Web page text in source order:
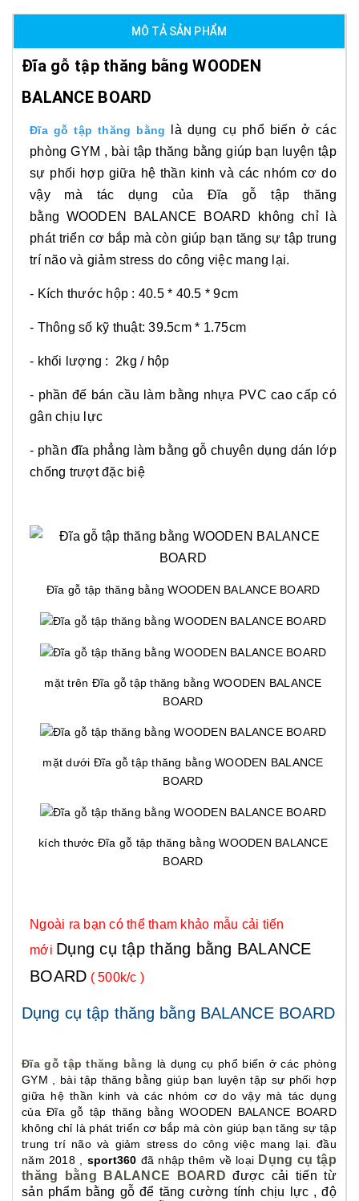
MÔ TẢ SẢN PHẨM
Đĩa gỗ tập thăng bằng WOODEN
BALANCE BOARD
Đĩa gỗ tập thăng bằng
là dụng cụ phổ biến ở các
phòng GYM , bài tập thăng bằng giúp bạn luyện tập
sự phối hợp giữa hệ thần kinh và các nhóm cơ do
vậy mà tác dụng của Đĩa gỗ tập thăng
bằng WOODEN BALANCE BOARD không chỉ là
phát triển cơ bắp mà còn giúp bạn tăng sự tập trung
trí não và giảm stress do công việc mang lại.
- Kích thước hộp : 40.5 * 40.5 * 9cm
- Thông số kỹ thuật: 39.5cm * 1.75cm
- khối lượng : 2kg / hộp
- phần đế bán cầu làm bằng nhựa PVC cao cấp có
gân chịu lực
- phần đĩa phẳng làm bằng gỗ chuyên dụng dán lớp
chống trượt đặc biệ
Đĩa gỗ tập thăng bằng WOODEN BALANCE BOARD
mặt trên Đĩa gỗ tập thăng bằng WOODEN BALANCE
BOARD
mặt dưới Đĩa gỗ tập thăng bằng WOODEN BALANCE
BOARD
kích thước Đĩa gỗ tập thăng bằng WOODEN BALANCE
BOARD
Ngoài ra bạn có thể tham khảo mẫu cải tiến
mới Dụng cụ tập thăng bằng BALANCE
BOARD ( 500k/c )
Dụng cụ tập thăng bằng BALANCE BOARD
Đĩa gỗ tập thăng bằng là dụng cụ phổ biến ở các phòng
GYM , bài tập thăng bằng giúp bạn luyện tập sự phối hợp
giữa hệ thần kinh và các nhóm cơ do vậy mà tác dụng
của Đĩa gỗ tập thăng bằng WOODEN BALANCE BOARD
không chỉ là phát triển cơ bắp mà còn giúp bạn tăng sự tập
trung trí não và giảm stress do công việc mang lại. đầu
năm 2018 , sport360 đã nhập thêm về loại Dụng cụ tập
thăng bằng BALANCE BOARDđược cải tiến từ
sản phẩm bằng gỗ để tăng cường tính chịu lực , độ